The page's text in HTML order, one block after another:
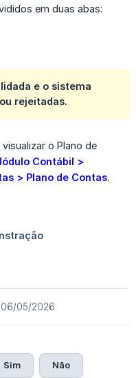
em duas abas:
e o sistema
rejeitadas.
visualizar o Plano de
Contábil >
> Plano de Contas.
06/05/2026
Sim Não